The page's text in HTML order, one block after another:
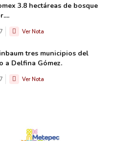
3.8 hectáreas de bosque
Ver Nota
tres municipios del
a Delfina Gómez.
Ver Nota